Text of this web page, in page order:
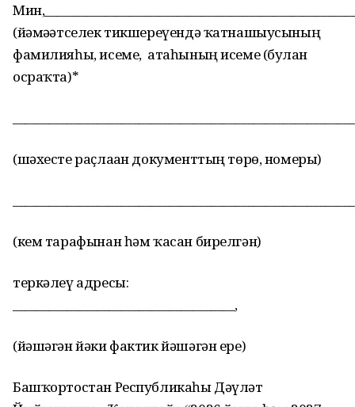
(йәмәғәтселек тикшереүендә ҡатнашыусының
фамилияһы, исеме, атаһының исеме (булған
осраҡта)*
(шәхесте раҫлаған документтың төрө, номеры)
(кем тарафынан һәм ҡасан бирелгән)
теркәлеү адресы:
_____________________________________,
(йәшәгән йәки фактик йәшәгән ере)
Башҡортостан Республикаһы Дәүләт